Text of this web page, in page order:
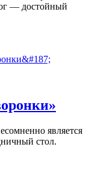
— достойный
является
стол.